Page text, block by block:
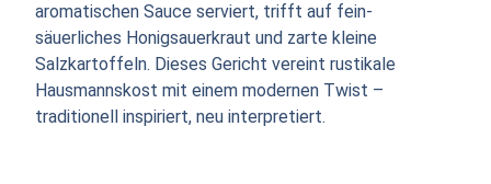
aromatischen Sauce serviert, trifft auf fein-
säuerliches Honigsauerkraut und zarte kleine
Salzkartoffeln. Dieses Gericht vereint rustikale
Hausmannskost mit einem modernen Twist –
traditionell inspiriert, neu interpretiert.